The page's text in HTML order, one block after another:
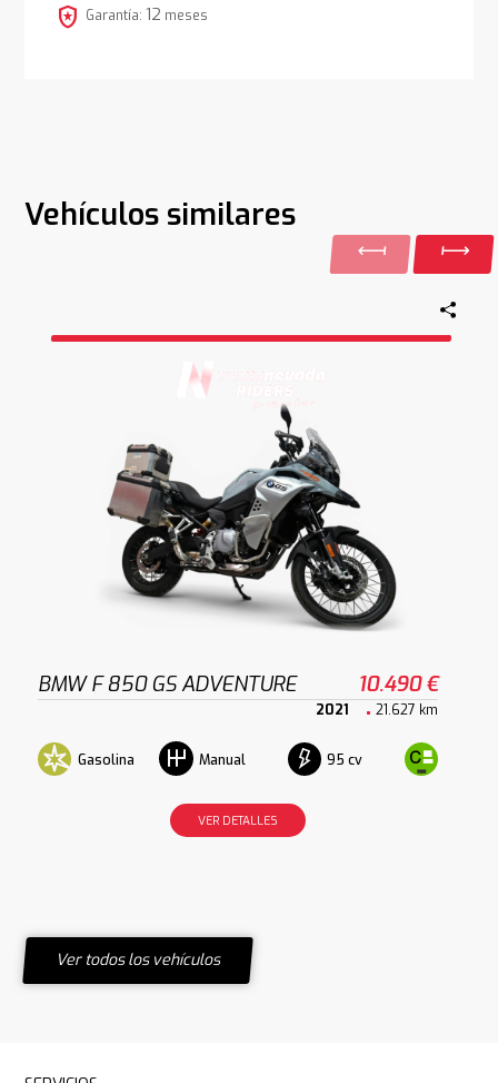
local_police Garantía: 12 meses
Vehículos similares
BMW F 850 GS ADVENTURE 10.490 €
2021 21.627 km
Gasolina Manual 95 cv
VER DETALLES
Ver todos los vehículos